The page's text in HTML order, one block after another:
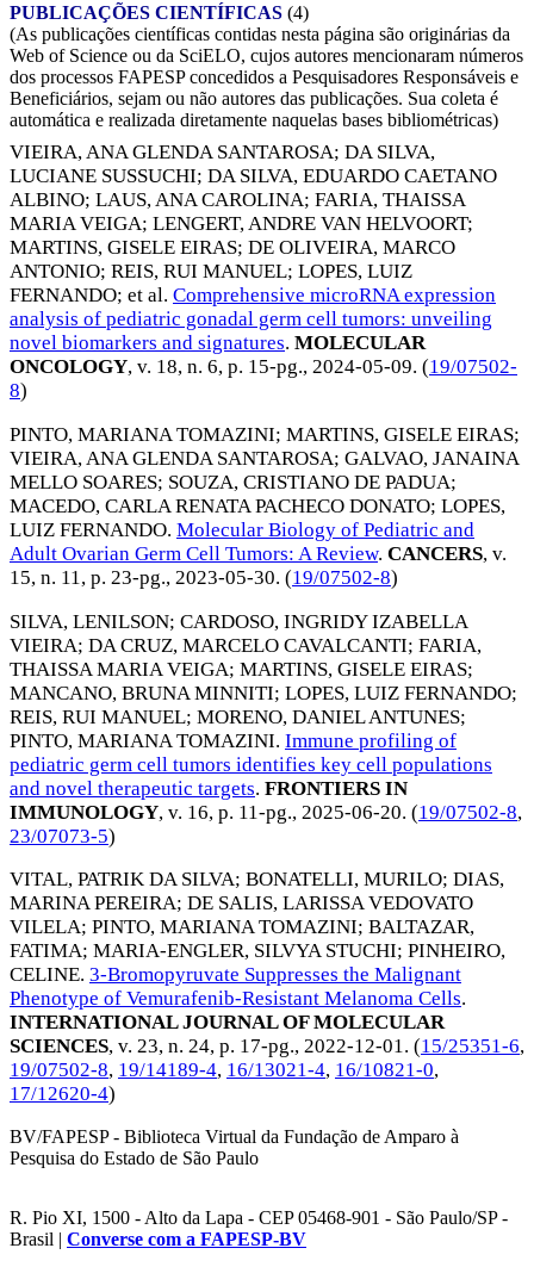
PUBLICAÇÕES CIENTÍFICAS (4)
(As publicações científicas contidas nesta página são originárias da
Web of Science ou da SciELO, cujos autores mencionaram números
dos processos FAPESP concedidos a Pesquisadores Responsáveis e
Beneficiários, sejam ou não autores das publicações. Sua coleta é
automática e realizada diretamente naquelas bases bibliométricas)
VIEIRA, ANA GLENDA SANTAROSA; DA SILVA,
LUCIANE SUSSUCHI; DA SILVA, EDUARDO CAETANO
ALBINO; LAUS, ANA CAROLINA; FARIA, THAISSA
MARIA VEIGA; LENGERT, ANDRE VAN HELVOORT;
MARTINS, GISELE EIRAS; DE OLIVEIRA, MARCO
ANTONIO; REIS, RUI MANUEL; LOPES, LUIZ
FERNANDO; et al. Comprehensive microRNA expression
analysis of pediatric gonadal germ cell tumors: unveiling
novel biomarkers and signatures. MOLECULAR
ONCOLOGY, v. 18, n. 6, p. 15-pg., 2024-05-09. (19/07502-
8)
PINTO, MARIANA TOMAZINI; MARTINS, GISELE EIRAS;
VIEIRA, ANA GLENDA SANTAROSA; GALVAO, JANAINA
MELLO SOARES; SOUZA, CRISTIANO DE PADUA;
MACEDO, CARLA RENATA PACHECO DONATO; LOPES,
LUIZ FERNANDO. Molecular Biology of Pediatric and
Adult Ovarian Germ Cell Tumors: A Review. CANCERS, v.
15, n. 11, p. 23-pg., 2023-05-30. (19/07502-8)
SILVA, LENILSON; CARDOSO, INGRIDY IZABELLA
VIEIRA; DA CRUZ, MARCELO CAVALCANTI; FARIA,
THAISSA MARIA VEIGA; MARTINS, GISELE EIRAS;
MANCANO, BRUNA MINNITI; LOPES, LUIZ FERNANDO;
REIS, RUI MANUEL; MORENO, DANIEL ANTUNES;
PINTO, MARIANA TOMAZINI. Immune profiling of
pediatric germ cell tumors identifies key cell populations
and novel therapeutic targets. FRONTIERS IN
IMMUNOLOGY, v. 16, p. 11-pg., 2025-06-20. (19/07502-8,
23/07073-5)
VITAL, PATRIK DA SILVA; BONATELLI, MURILO; DIAS,
MARINA PEREIRA; DE SALIS, LARISSA VEDOVATO
VILELA; PINTO, MARIANA TOMAZINI; BALTAZAR,
FATIMA; MARIA-ENGLER, SILVYA STUCHI; PINHEIRO,
CELINE. 3-Bromopyruvate Suppresses the Malignant
Phenotype of Vemurafenib-Resistant Melanoma Cells.
INTERNATIONAL JOURNAL OF MOLECULAR
SCIENCES, v. 23, n. 24, p. 17-pg., 2022-12-01. (15/25351-6,
19/07502-8, 19/14189-4, 16/13021-4, 16/10821-0,
17/12620-4)
BV/FAPESP - Biblioteca Virtual da Fundação de Amparo à
Pesquisa do Estado de São Paulo
R. Pio XI, 1500 - Alto da Lapa - CEP 05468-901 - São Paulo/SP -
Brasil | Converse com a FAPESP-BV